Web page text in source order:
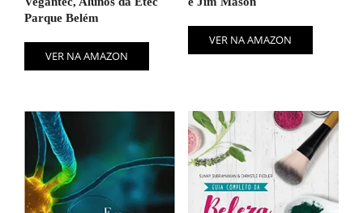
Parque Belém
VER NA AMAZON
VER NA AMAZON